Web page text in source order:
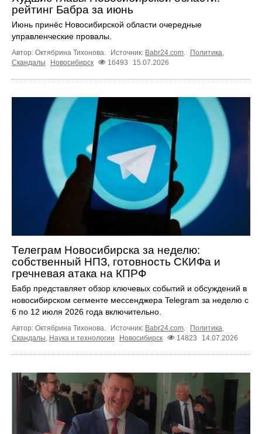
рейтинг Бабра за июнь
Июнь принёс Новосибирской области очередные
управленческие провалы.
Автор: Октябрина Тихонова. Источник: Babr24.com. Политика,
Скандалы
Новосибирск 16493 15.07.2026
Телеграм Новосибирска за неделю:
собственный НПЗ, готовность СКИФа и
гречневая атака на КПРФ
Бабр представляет обзор ключевых событий и обсуждений в
новосибирском сегменте мессенджера Telegram за неделю с
6 по 12 июля 2026 года включительно.
Автор: Октябрина Тихонова. Источник: Babr24.com Политика
Скандалы Наука и технологии Новосибирск 14823 14.07.2026